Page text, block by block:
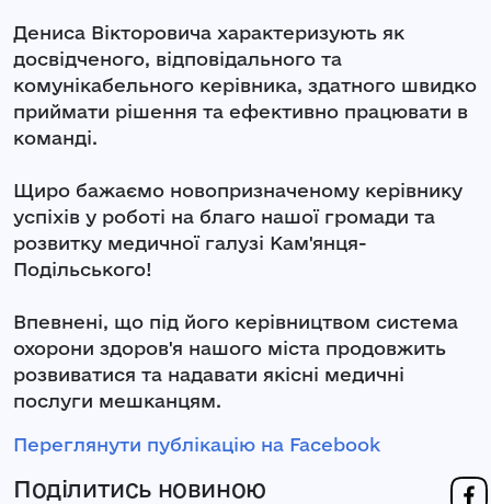
Дениса Вікторовича характеризують як
досвідченого, відповідального та
комунікабельного керівника, здатного швидко
приймати рішення та ефективно працювати в
команді.
Щиро бажаємо новопризначеному керівнику
успіхів у роботі на благо нашої громади та
розвитку медичної галузі Кам'янця-
Подільського!
Впевнені, що під його керівництвом система
охорони здоров'я нашого міста продовжить
розвиватися та надавати якісні медичні
послуги мешканцям.
Переглянути публікацію на Facebook
Поділитись новиною